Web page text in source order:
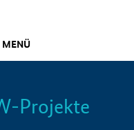
MENÜ
Info
Projekte